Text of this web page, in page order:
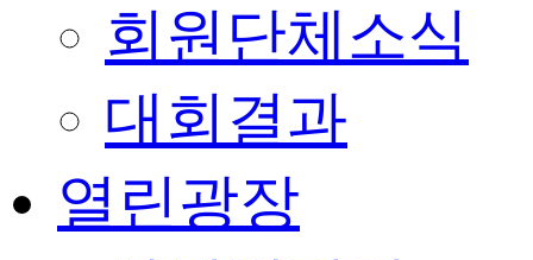
회원단체소식
대회결과
열린광장